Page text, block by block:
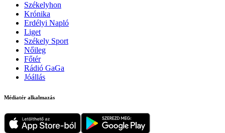
Székelyhon
Krónika
Erdélyi Napló
Liget
Székely Sport
Nőileg
Főtér
Rádió GaGa
Jóállás
Médiatér alkalmazás